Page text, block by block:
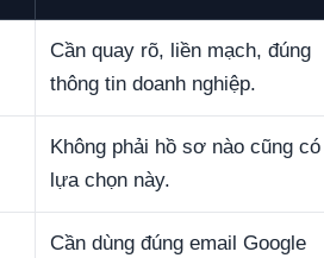
Cần quay rõ, liền mạch, đúng
thông tin doanh nghiệp.
Không phải hồ sơ nào cũng có
lựa chọn này.
Cần dùng đúng email Google